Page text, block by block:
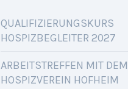
QUALIFIZIERUNGSKURS
HOSPIZBEGLEITER 2027
ARBEITSTREFFEN MIT DEM
HOSPIZVEREIN HOFHEIM